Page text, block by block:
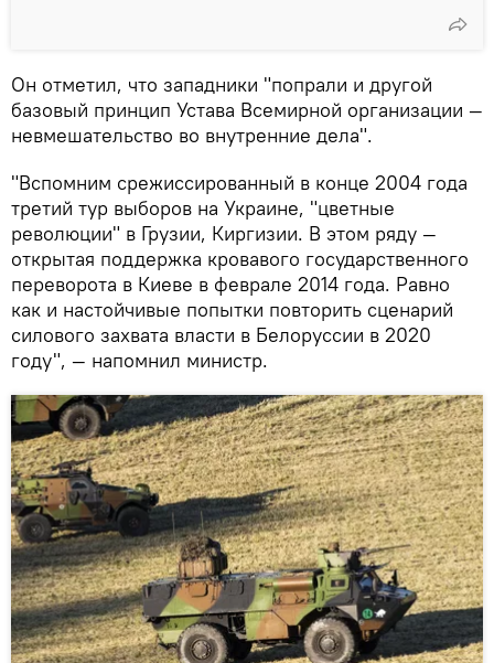
Он отметил, что западники "попрали и другой
базовый принцип Устава Всемирной организации —
невмешательство во внутренние дела".
"Вспомним срежиссированный в конце 2004 года
третий тур выборов на Украине, "цветные
революции" в Грузии, Киргизии. В этом ряду —
открытая поддержка кровавого государственного
переворота в Киеве в феврале 2014 года. Равно
как и настойчивые попытки повторить сценарий
силового захвата власти в Белоруссии в 2020
году", — напомнил министр.